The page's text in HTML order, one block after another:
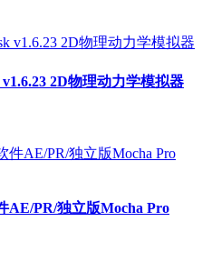
v1.6.23 2D物理动力学模拟器
AE/PR/独立版Mocha Pro